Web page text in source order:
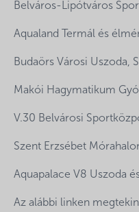
Belváros-Lipótváros
Aqualand Termál és
Budaörs Városi Uszoda,
Makói Hagymatikum
V.30 Belvárosi
Szent Erzsébet
Aquapalace V8 Uszoda
Az alábbi linken